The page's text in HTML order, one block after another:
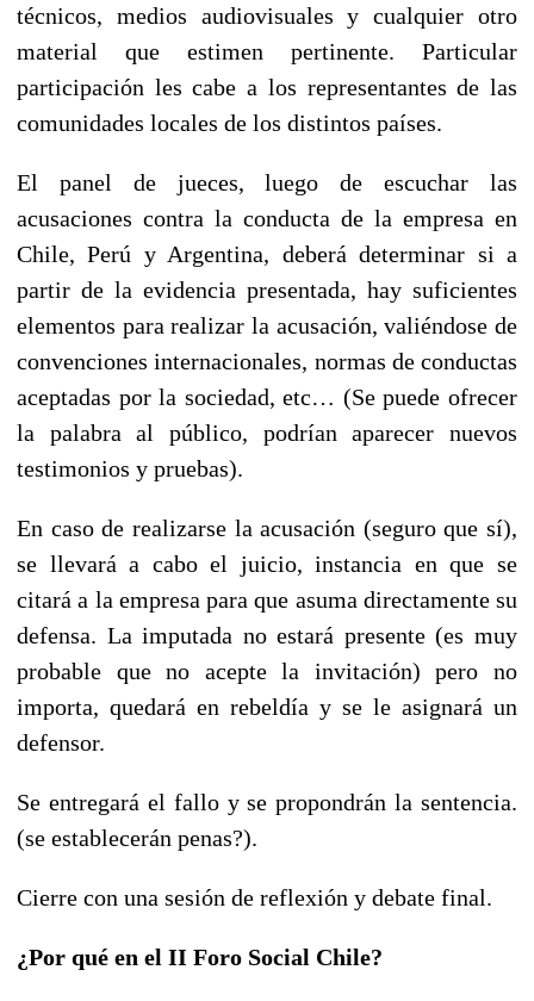
técnicos, medios audiovisuales y cualquier otro
material que estimen pertinente. Particular
participación les cabe a los representantes de las
comunidades locales de los distintos países.
El panel de jueces, luego de escuchar las
acusaciones contra la conducta de la empresa en
Chile, Perú y Argentina, deberá determinar si a
partir de la evidencia presentada, hay suficientes
elementos para realizar la acusación, valiéndose de
convenciones internacionales, normas de conductas
aceptadas por la sociedad, etc… (Se puede ofrecer
la palabra al público, podrían aparecer nuevos
testimonios y pruebas).
En caso de realizarse la acusación (seguro que sí),
se llevará a cabo el juicio, instancia en que se
citará a la empresa para que asuma directamente su
defensa. La imputada no estará presente (es muy
probable que no acepte la invitación) pero no
importa, quedará en rebeldía y se le asignará un
defensor.
Se entregará el fallo y se propondrán la sentencia.
(se establecerán penas?).
Cierre con una sesión de reflexión y debate final.
¿Por qué en el II Foro Social Chile?